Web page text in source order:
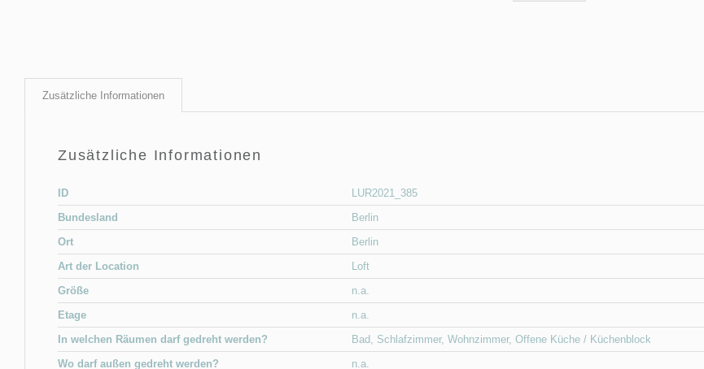
Zusätzliche Informationen
Zusätzliche Informationen
ID
LUR2021_385
Bundesland
Berlin
Ort
Berlin
Art der Location
Loft
Größe
n.a.
Etage
n.a.
In welchen Räumen darf gedreht werden?
Bad, Schlafzimmer, Wohnzimmer, Offene Küche / Küchenblock
Wo darf außen gedreht werden?
n.a.